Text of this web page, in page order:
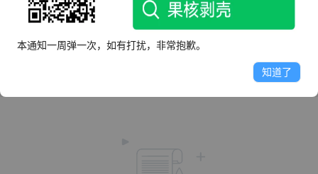
这个人很懒，什么都没有留下～
本通知一周弹一次，如有打扰，非常抱歉。
知道了